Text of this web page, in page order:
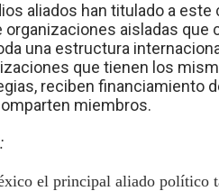
aliados han titulado a este
organizaciones aisladas que
una estructura
que tienen los
reciben financiamiento
miembros.
:
el principal aliado político